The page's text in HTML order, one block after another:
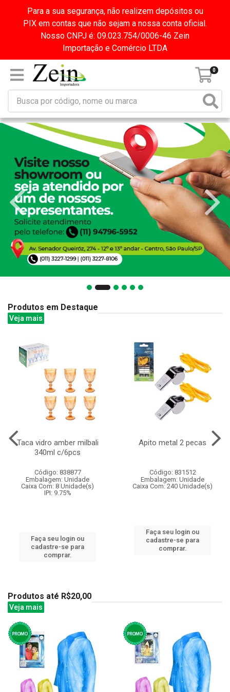
Para a sua segurança, não realizem depósitos ou
PIX em contas que não sejam a nossa conta oficial.
Nosso CNPJ é: 09.023.754/0006-46 Zein
Importação e Comércio LTDA
0
Produtos em Destaque
Veja mais
Taca vidro amber milbali
340ml c/6pcs
Código: 838877
Embalagem: Unidade
Caixa Com: 8 Unidade(s)
IPI: 9.75%
Faça seu login ou
cadastre-se para
comprar.
Apito metal 2 pecas
Código: 831512
Embalagem: Unidade
Caixa Com: 240 Unidade(s)
Faça seu login ou
cadastre-se para
comprar.
Produtos até R$20,00
Veja mais